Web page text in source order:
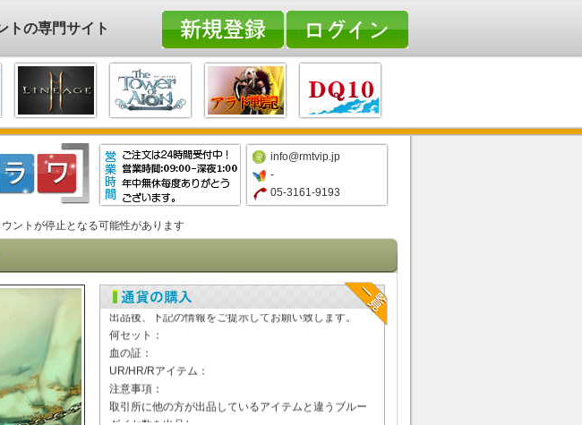
トの専門サイト
info@rmtvip.jp
-
05-3161-9193
ントが停止となる可能性があります
★ブルーダイヤの取引方法：
方法1、取引所で、ご自由に出品し
出品後、下記の情報をご提示してお願い致します。
何セット：
血の証：
UR/HR/Rアイテム：
注意事項：
取引所に他の方が出品しているアイテムと違うブルー
ダイヤ数を出品し、